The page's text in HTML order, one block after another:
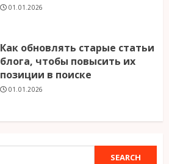
01.01.2026
Как обновлять старые статьи
блога, чтобы повысить их
позиции в поиске
01.01.2026
SEARCH